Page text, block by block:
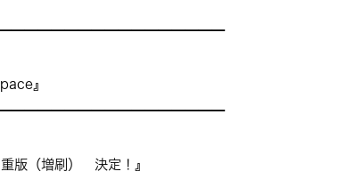
━━━━━
』
━━━
版（増刷） 決定！』